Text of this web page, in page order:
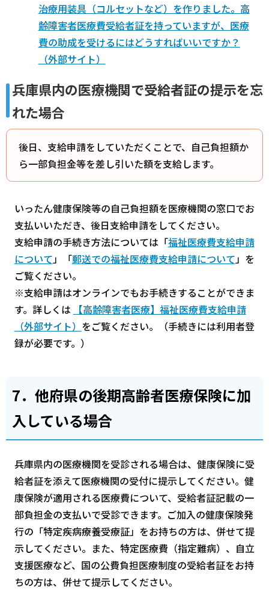
治療用装具（コルセットなど）を作りました。高
齢障害者医療費受給者証を持っていますが、医療
費の助成を受けるにはどうすればいいですか？
（外部サイト）
兵庫県内の医療機関で受給者証の提示を忘
れた場合
後日、支給申請をしていただくことで、自己負担額か
ら一部負担金等を差し引いた額を支給します。
いったん健康保険等の自己負担額を医療機関の窓口でお
支払いいただき、後日支給申請をしてください。
支給申請の手続き方法については「福祉医療費支給申請
について」「郵送での福祉医療費支給申請について」を
ご覧ください。
※支給申請はオンラインでもお手続きすることができま
す。詳しくは
【高齢障害者医療】福祉医療費支給申請
（外部サイト） をご覧ください。（手続きには利用者登
録が必要です。）
7．他府県の後期高齢者医療保険に加
入している場合
兵庫県内の医療機関を受診される場合は、健康保険に受
給者証を添えて医療機関の受付に提示してください。健
康保険が適用される医療費について、受給者証記載の一
部負担金の支払いで受診できます。ご加入の健康保険発
行の「特定疾病療養受療証」をお持ちの方は、併せて提
示してください。また、特定医療費（指定難病）、自立
支援医療など、国の公費負担医療制度の受給者証をお持
ちの方は、併せて提示してください。